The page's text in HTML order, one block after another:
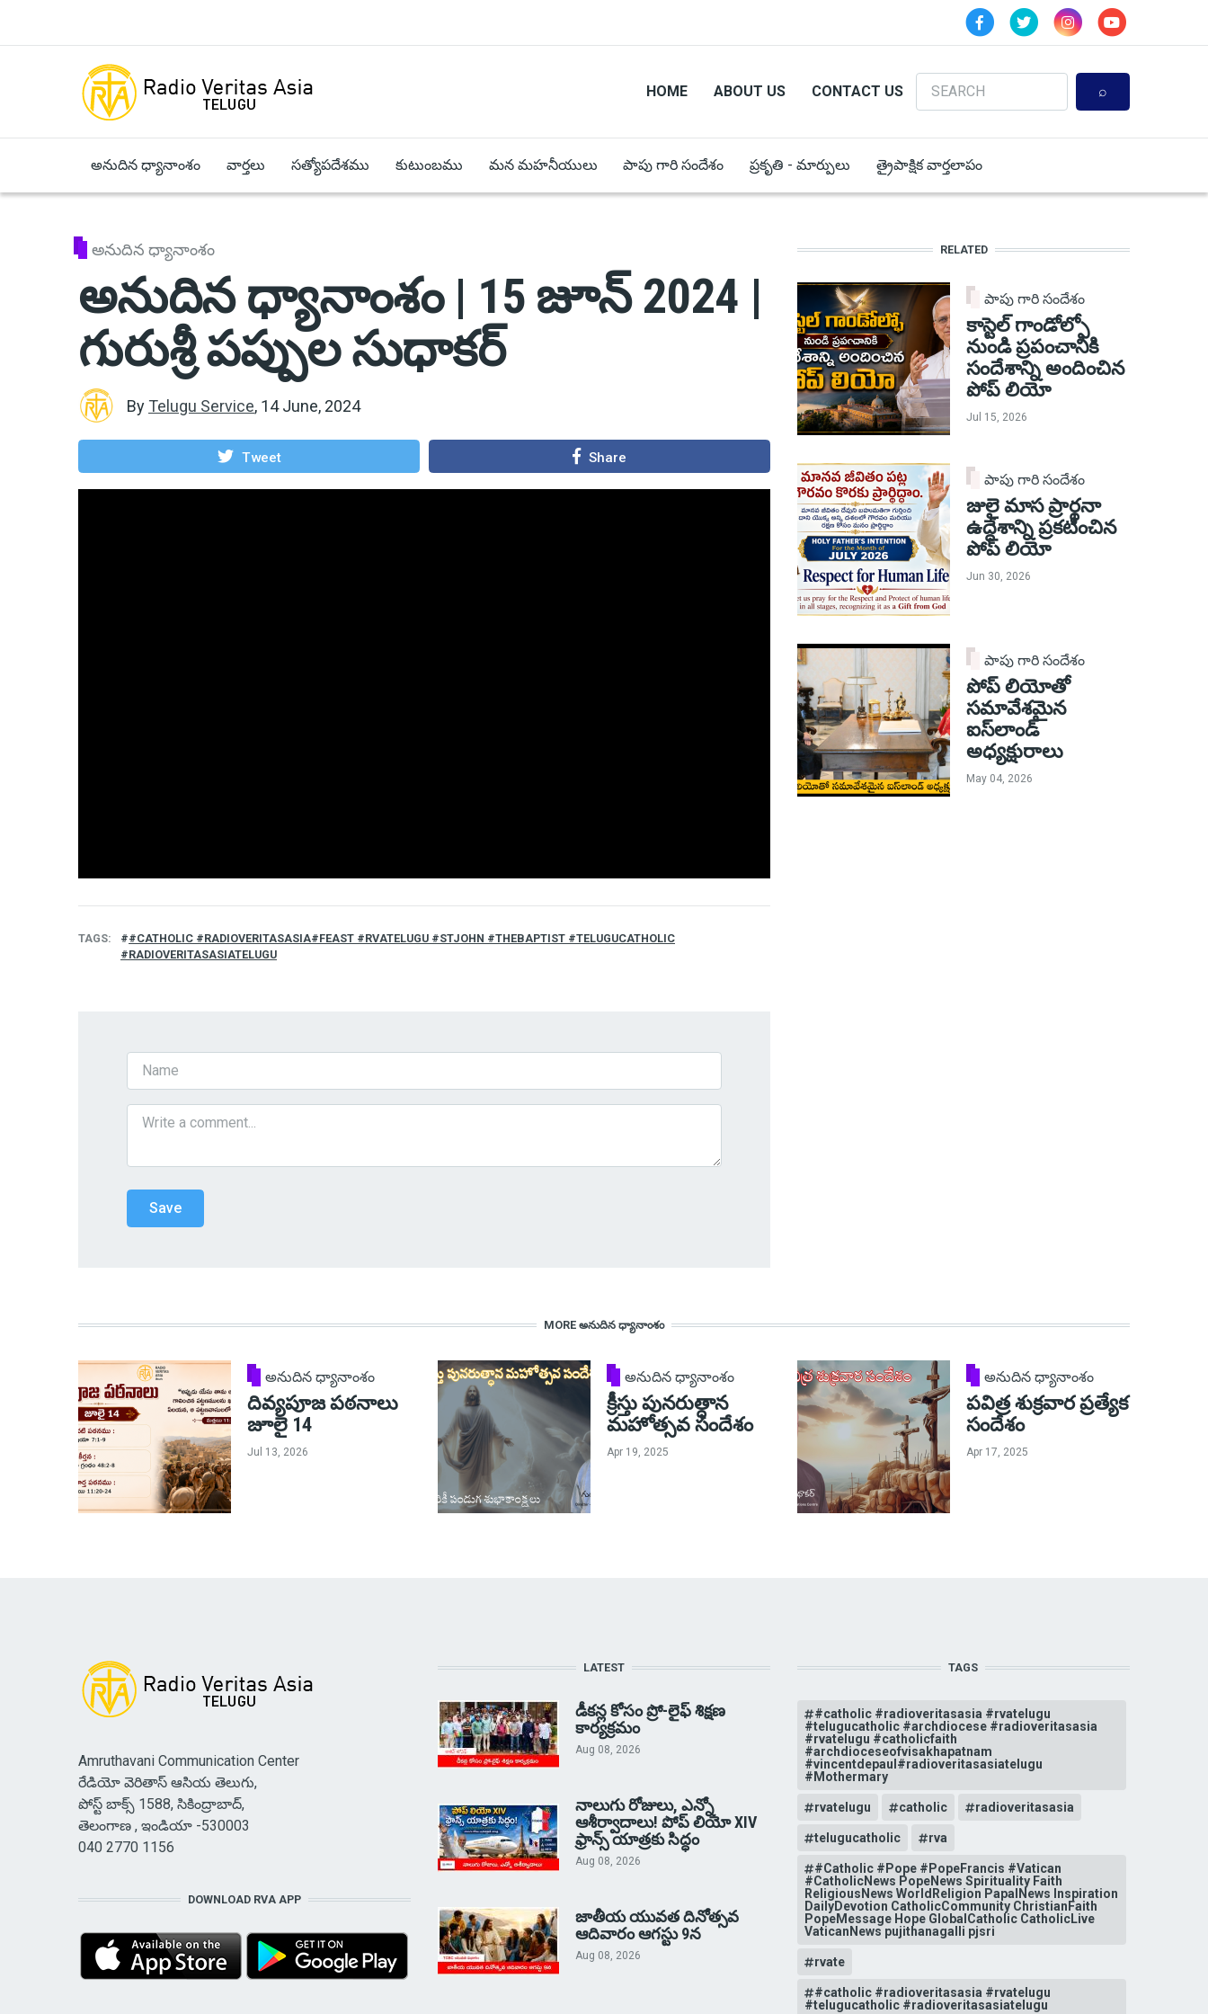
HOME ABOUT US CONTACT US
Search
అనుదిన ధ్యానాంశం వార్తలు సత్యోపదేశము కుటుంబము మన మహనీయులు పాపు గారి సందేశం ప్రకృతి - మార్పులు త్రైపాక్షిక వార్తలాపం
అనుదిన ధ్యానాంశం
అనుదిన ధ్యానాంశం | 15 జూన్ 2024 |
గురుశ్రీ పప్పుల సుధాకర్
By Telugu Service, 14 June, 2024
Tweet Share
TAGS
#CATHOLIC #RADIOVERITASASIA#FEAST #RVATELUGU #STJOHN #THEBAPTIST #TELUGUCATHOLIC
#RADIOVERITASASIATELUGU
RELATED
పాపు గారి సందేశం
కాస్టెల్ గాండోల్ఫో
నుండి ప్రపంచానికి
సందేశాన్ని అందించిన
పోప్ లియో
Jul 15, 2026
పాపు గారి సందేశం
జులై మాస ప్రార్థనా
ఉద్దేశాన్ని ప్రకటించిన
పోప్ లియో
Jun 30, 2026
పాపు గారి సందేశం
పోప్ లియోతో
సమావేశమైన
ఐస్‌లాండ్
అధ్యక్షురాలు
May 04, 2026
MORE అనుదిన ధ్యానాంశం
అనుదిన ధ్యానాంశం
దివ్యపూజ పఠనాలు
జూలై 14
Jul 13, 2026
అనుదిన ధ్యానాంశం
క్రీస్తు పునరుత్ధాన
మహోత్సవ సందేశం
Apr 19, 2025
అనుదిన ధ్యానాంశం
పవిత్ర శుక్రవార ప్రత్యేక
సందేశం
Apr 17, 2025
Amruthavani Communication Center
రేడియో వెరితాస్ ఆసియ తెలుగు,
పోస్ట్ బాక్స్ 1588, సికింద్రాబాద్,
తెలంగాణ , ఇండియా -530003
040 2770 1156
DOWNLOAD RVA APP
LATEST
డీకన్ల కోసం ప్రో-లైఫ్ శిక్షణ
కార్యక్రమం
Aug 08, 2026
నాలుగు రోజులు, ఎన్నో
ఆశీర్వాదాలు! పోప్ లియో XIV
ఫ్రాన్స్ యాత్రకు సిద్ధం
Aug 08, 2026
జాతీయ యువత దినోత్సవ
ఆదివారం ఆగస్టు 9న
Aug 08, 2026
TAGS
#catholic #radioveritasasia #rvatelugu
#telugucatholic #archdiocese #radioveritasasia
#rvatelugu #catholicfaith
#archdioceseofvisakhapatnam
#vincentdepaul#radioveritasasiatelugu
#Mothermary
rvatelugu catholic radioveritasasia
telugucatholic rva
#Catholic #Pope #PopeFrancis #Vatican
#CatholicNews PopeNews Spirituality Faith
ReligiousNews WorldReligion PapalNews Inspiration
DailyDevotion CatholicCommunity ChristianFaith
PopeMessage Hope GlobalCatholic CatholicLive
VaticanNews pujithanagalli pjsri
rvate
#catholic #radioveritasasia #rvatelugu
#telugucatholic #radioveritasasiatelugu